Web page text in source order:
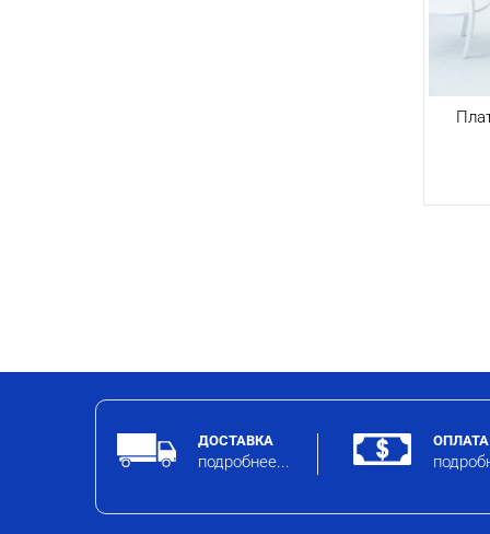
ДОСТАВКА
подробнее...
ОПЛАТА